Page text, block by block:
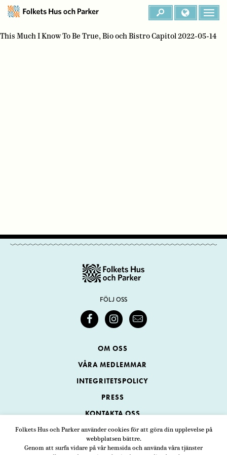
Folkets Hus och Parker använder cookies för att göra din upplevelse på
webbplatsen bättre.
Genom att surfa vidare på vår hemsida och använda våra tjänster
This Much I Know To Be True, Bio och Bistro Capitol 2022-05-14
FÖLJ OSS
OM OSS
VÅRA MEDLEMMAR
INTEGRITETSPOLICY
PRESS
KONTAKTA OSS
Folkets Hus och Parker